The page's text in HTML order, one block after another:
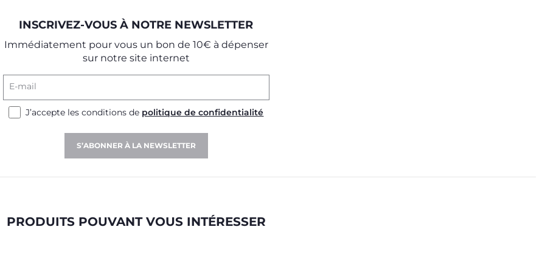
INSCRIVEZ-VOUS À NOTRE NEWSLETTER
Immédiatement pour vous un bon de 10€ à dépenser
sur notre site internet
E-mail
J’accepte les conditions de politique de confidentialité
S’ABONNER À LA NEWSLETTER
PRODUITS POUVANT VOUS INTÉRESSER